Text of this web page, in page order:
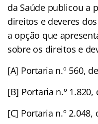
da Saúde publicou a
direitos e deveres
a opção que
sobre os direitos e
[A] Portaria n.º 560,
[B] Portaria n.º 1.820,
[C] Portaria n.º